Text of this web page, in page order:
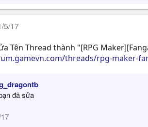
5/17
Tên Thread thành "[RPG
threads/rpg-maker-
đã sửa